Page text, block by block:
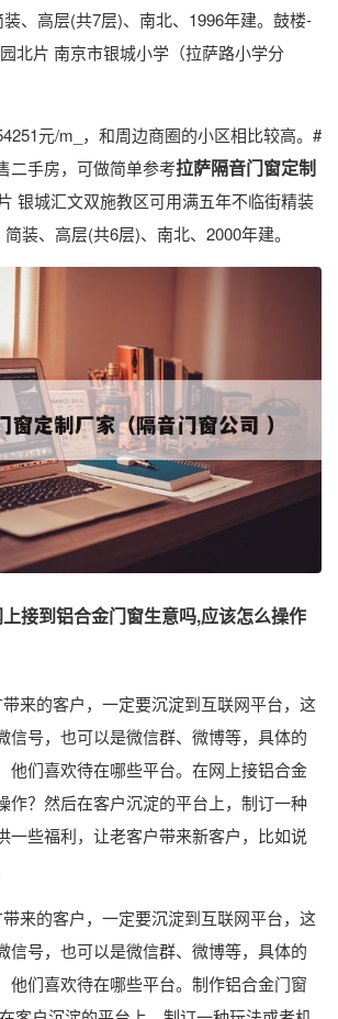
、高层(共7层)、南北、1996年建。鼓楼-
北片 南京市银城小学（拉萨路小学分
元/m_，和周边商圈的小区相比较高。#
二手房，可做简单参考拉萨隔音门窗定制
银城汇文双施教区可用满五年不临街精装
装、高层(共6层)、南北、2000年建。
接到铝合金门窗生意吗,应该怎么操作
来的客户，一定要沉淀到互联网平台，这
信号，也可以是微信群、微博等，具体的
他们喜欢待在哪些平台。在网上接铝合金
作？然后在客户沉淀的平台上，制订一种
一些福利，让老客户带来新客户，比如说
来的客户，一定要沉淀到互联网平台，这
信号，也可以是微信群、微博等，具体的
他们喜欢待在哪些平台。制作铝合金门窗